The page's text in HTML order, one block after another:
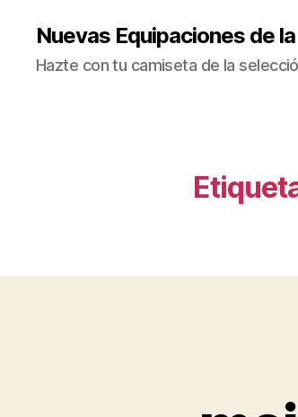
Nuevas Equipaciones de
Hazte con tu camiseta de la